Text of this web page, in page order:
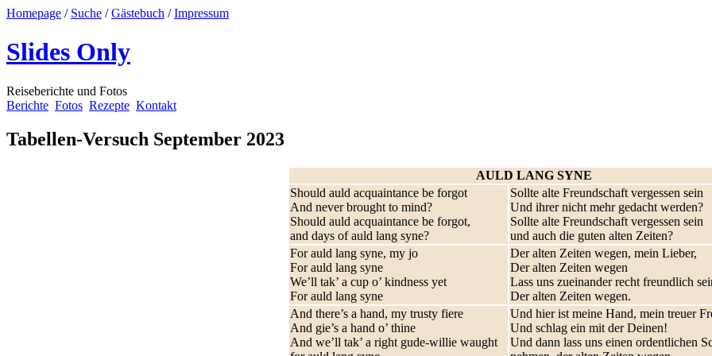
Homepage / Suche /Gästebuch /Impressum
Slides Only
Reiseberichte und Fotos
Berichte Fotos Rezepte Kontakt
Tabellen-Versuch September 2023
AULD LANG SYNE
Should auld acquaintance be forgot
And never brought to mind?
Should auld acquaintance be forgot,
and days of auld lang syne?
Sollte alte Freundschaft vergessen sein
Und ihrer nicht mehr gedacht werden?
Sollte alte Freundschaft vergessen sein
und auch die guten alten Zeiten?
For auld lang syne, my jo
For auld lang syne
We’ll tak’ a cup o’ kindness yet
For auld lang syne
Der alten Zeiten wegen, mein Lieber,
Der alten Zeiten wegen
Lass uns zueinander recht freundlich
Der alten Zeiten wegen.
And there’s a hand, my trusty fiere
And gie’s a hand o’ thine
And we’ll tak’ a right gude-willie waught
Und hier ist meine Hand, mein treuer
Und schlag ein mit der Deinen!
Und dann lass uns einen ordentlichen